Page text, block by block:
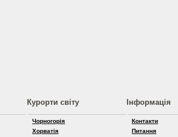
Курорти світу
Чорногорія
Хорватія
Інформація
Контакти
Питання